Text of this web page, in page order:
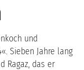
und
Sieben Jahre lang
Ragaz, das er